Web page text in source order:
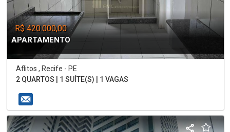
R$ 420.000,00
APARTAMENTO
Aflitos , Recife - PE
2 QUARTOS | 1 SUÍTE(S) | 1 VAGAS